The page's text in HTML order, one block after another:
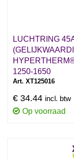
LUCHTRING
1250-1650
Art. XT125016
€ 34.44 incl. btw
Op voorraad